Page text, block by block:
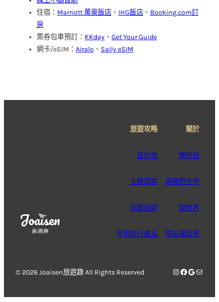
住宿： Marriott 萬豪飯店、 IHG飯店、 Booking.com訂
房
票券包車預訂： KKday、 Get Your Guide
網卡/eSIM： Airalo 、 Saily eSIM
旅遊攻略
目的地
主題探索
規劃旅遊
常用旅行產品
關於
關於我
與我們合作
閱世界
隱私權政策
© 2026 Joaisen旅遊趣 All Rights Reserved Instagram
Facebook
Google
電子郵件